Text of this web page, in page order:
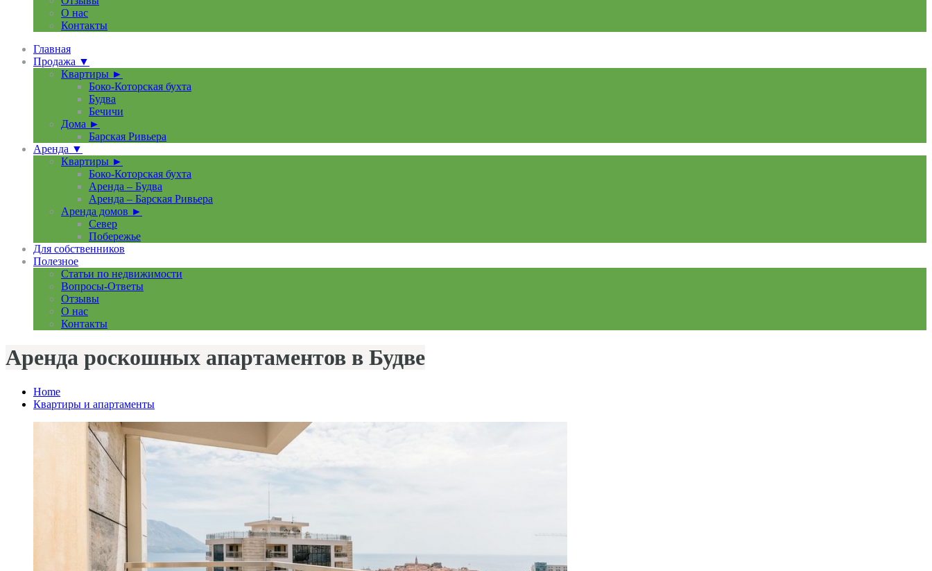
О нас
Контакты
Главная
Продажа ▼
Квартиры ►
Боко-Которская бухта
Будва
Бечичи
Дома ►
Барская Ривьера
Аренда ▼
Квартиры ►
Боко-Которская бухта
Аренда – Будва
Аренда – Барская Ривьера
Аренда домов ►
Север
Побережье
Для собственников
Полезное
Статьи по недвижимости
Вопросы-Ответы
Отзывы
О нас
Контакты
Аренда роскошных апартаментов в Будве
Home
Квартиры и апартаменты